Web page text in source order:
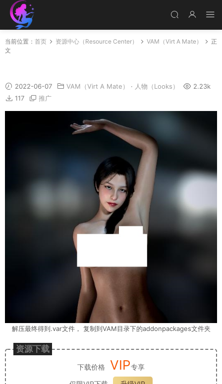
当前位置： 首页 资源中心（Resource Center） VAM（Virt A Mate）
正
文
2022-06-07 VAM（Virt A Mate） · 人物（Looks）
2.23k
117
推广
解压最终得到.var文件， 复制到VAM目录下的addonpackages文件夹
资源下载
下载价格 VIP专享